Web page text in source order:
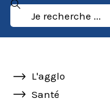
L'agglo
Santé